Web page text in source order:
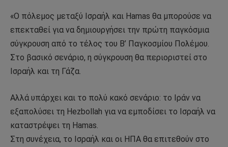
«Ο πόλεμος μεταξύ Ισραήλ και Hamas θα μπορούσε να
επεκταθεί για να δημιουργήσει την πρώτη παγκόσμια
σύγκρουση από το τέλος του Β’ Παγκοσμίου Πολέμου.
Στο βασικό σενάριο, η σύγκρουση θα περιοριστεί στο
Ισραήλ και τη Γάζα.
Αλλά υπάρχει και το πολύ κακό σενάριο: το Ιράν να
εξαπολύσει τη Hezbollah για να εμποδίσει το Ισραήλ να
καταστρέψει τη Hamas.
Στη συνέχεια, το Ισραήλ και οι ΗΠΑ θα επιτεθούν στο